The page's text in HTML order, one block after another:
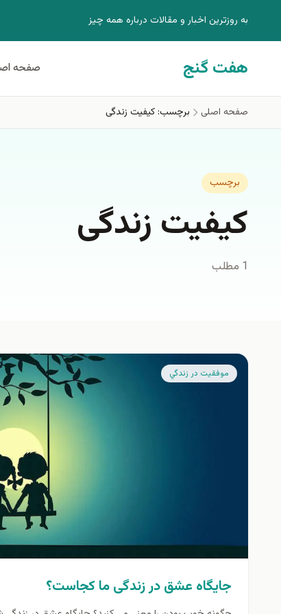
به روزترين اخبار و مقالات درباره همه چيز
هفت گنج صفحه
صفحه اصلی برچسب: کیفیت زندگی
برچسب
کیفیت زندگی
1 مطلب
موفقيت در زندگي
جایگاه عشق در زندگی ما کجاست؟